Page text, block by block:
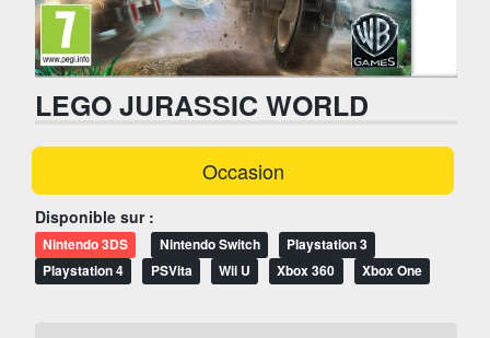
LEGO JURASSIC WORLD
Occasion
Disponible sur :
Nintendo 3DS Nintendo Switch
Playstation 3
Playstation 4
PSVita Wii U Xbox 360 Xbox One